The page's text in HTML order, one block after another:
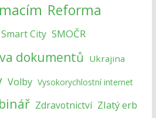
Reforma
Smart City SMOČR
dokumentů Ukrajina
Volby Vysokorychlostní internet
Zdravotnictví Zlatý erb